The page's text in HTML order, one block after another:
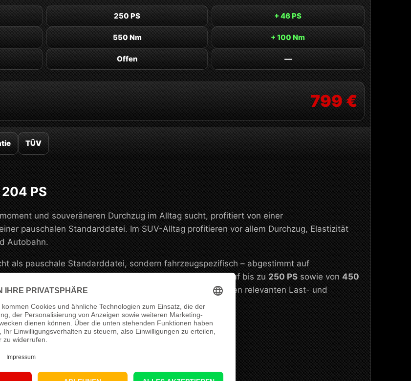
250 PS + 46 PS
550 Nm + 100 Nm
Offen —
799 €
TÜV
PS
und souveräneren Durchzug im Alltag sucht, profitiert von einer
pauschalen Standarddatei. Im SUV-Alltag profitieren vor allem Durchzug, Elastizität
Autobahn.
als pauschale Standarddatei, sondern fahrzeugspezifisch – abgestimmt auf
Für dieses Setup arbeiten wir von
auf bis zu 250 PS sowie von 450
Leistungssteigerung mit stimmiger Reserve in den relevanten Last- und